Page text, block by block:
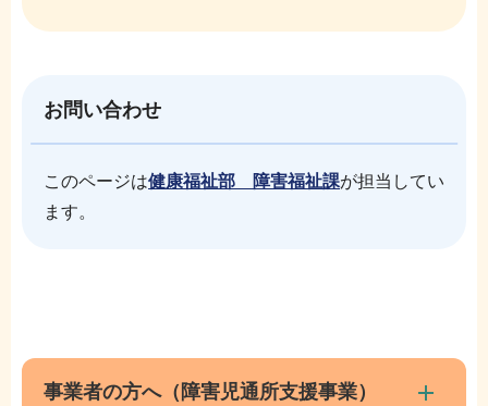
お問い合わせ
このページは健康福祉部 障害福祉課が担当してい
ます。
こ
ブ
事業者の方へ（障害児通所支援事業）